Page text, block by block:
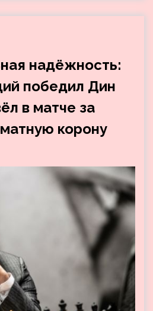
надёжность:
победил Дин
в матче за
корону